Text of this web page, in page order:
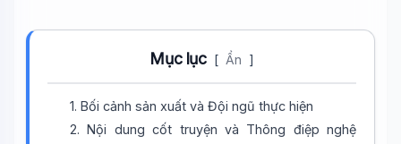
Mục lục [ Ẩn ]
1. Bối cảnh sản xuất và Đội ngũ thực hiện
2. Nội dung cốt truyện và Thông điệp nghệ